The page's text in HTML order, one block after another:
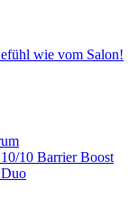
wie vom Salon!
10 Barrier Boost